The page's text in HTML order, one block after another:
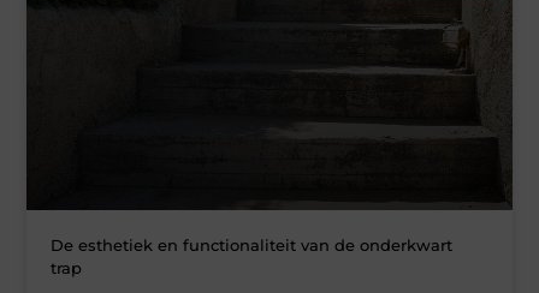
De esthetiek en functionaliteit van de onderkwart
trap